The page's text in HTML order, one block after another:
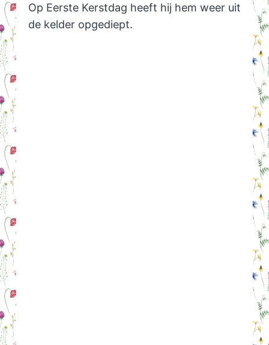
Op Eerste Kerstdag heeft hij hem weer uit
de kelder opgediept.